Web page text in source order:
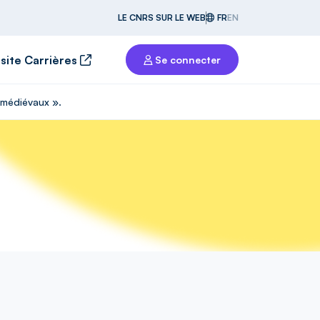
LE CNRS SUR LE WEB FREN
Carrières Se connecter
».